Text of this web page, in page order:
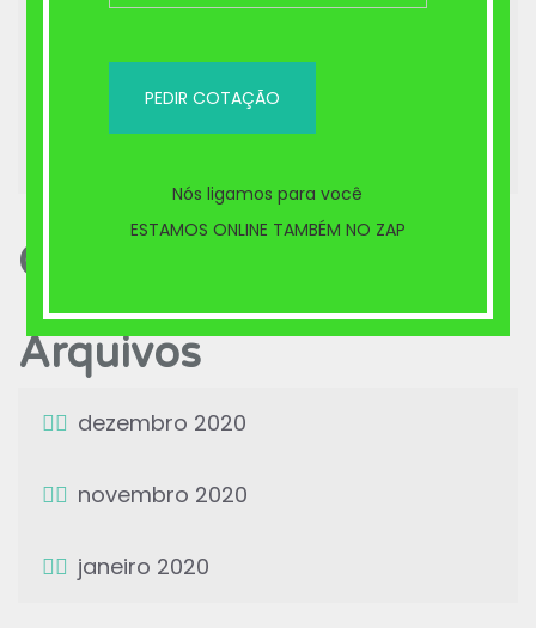
Contrate um bom Plano Odontológico
Comentários
Arquivos
dezembro 2020
novembro 2020
janeiro 2020
Nós ligamos para você
ESTAMOS ONLINE TAMBÉM NO ZAP